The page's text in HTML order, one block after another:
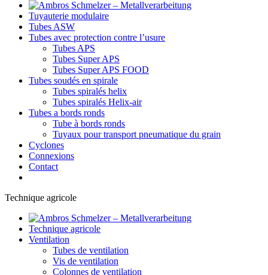
Tuyauterie modulaire
Tubes ASW
Tubes avec protection contre l’usure
Tubes APS
Tubes Super APS
Tubes Super APS FOOD
Tubes soudés en spirale
Tubes spiralés helix
Tubes spiralés Helix-air
Tubes a bords ronds
Tube à bords ronds
Tuyaux pour transport pneumatique du grain
Cyclones
Connexions
Contact
Technique agricole
Technique agricole
Ventilation
Tubes de ventilation
Vis de ventilation
Colonnes de ventilation